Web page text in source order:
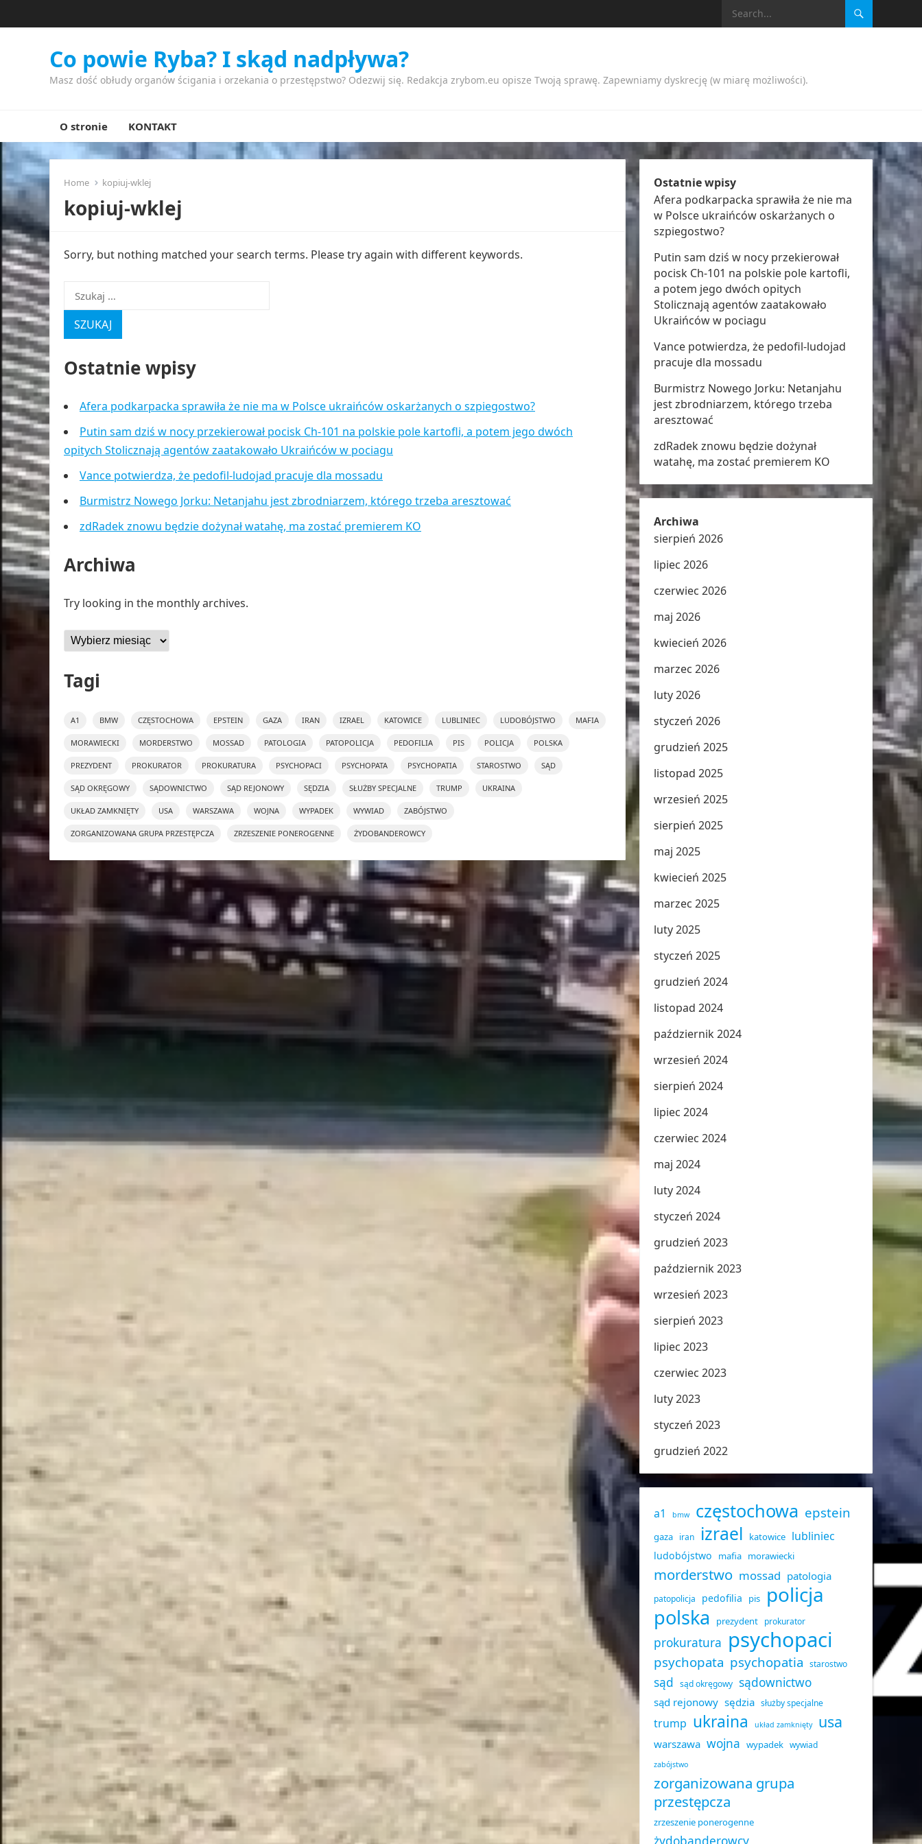
Co powie Ryba? I skąd nadpływa?
Masz dość obłudy organów ścigania i orzekania o przestępstwo? Odezwij się. Redakcja zrybom.eu opisze Twoją sprawę. Zapewniamy dyskrecję (w miarę możliwości).
O stronie KONTAKT
Home kopiuj-wklej
kopiuj-wklej
Sorry, but nothing matched your search terms. Please try again with different keywords.
Szukaj:
Ostatnie wpisy
Afera podkarpacka sprawiła że nie ma w Polsce ukraińców oskarżanych o szpiegostwo?
Putin sam dziś w nocy przekierował pocisk Ch-101 na polskie pole kartofli, a potem jego dwóch
opitych Stolicznają agentów zaatakowało Ukraińców w pociagu
Vance potwierdza, że pedofil-ludojad pracuje dla mossadu
Burmistrz Nowego Jorku: Netanjahu jest zbrodniarzem, którego trzeba aresztować
zdRadek znowu będzie dożynał watahę, ma zostać premierem KO
Archiwa
Try looking in the monthly archives.
Archiwa
Tagi
A1 BMW CZĘSTOCHOWA EPSTEIN GAZA IRAN IZRAEL KATOWICE LUBLINIEC LUDOBÓJSTWO MAFIA
MORAWIECKI MORDERSTWO MOSSAD PATOLOGIA PATOPOLICJA PEDOFILIA PIS POLICJA POLSKA
PREZYDENT PROKURATOR PROKURATURA PSYCHOPACI PSYCHOPATA PSYCHOPATIA STAROSTWO SĄD
SĄD OKRĘGOWY SĄDOWNICTWO SĄD REJONOWY SĘDZIA SŁUŻBY SPECJALNE TRUMP UKRAINA
UKŁAD ZAMKNIĘTY USA WARSZAWA WOJNA WYPADEK WYWIAD ZABÓJSTWO
ZORGANIZOWANA GRUPA PRZESTĘPCZA ZRZESZENIE PONEROGENNE ŻYDOBANDEROWCY
Ostatnie wpisy
Afera podkarpacka sprawiła że nie ma
w Polsce ukraińców oskarżanych o
szpiegostwo?
Putin sam dziś w nocy przekierował
pocisk Ch-101 na polskie pole kartofli,
a potem jego dwóch opitych
Stolicznają agentów zaatakowało
Ukraińców w pociagu
Vance potwierdza, że pedofil-ludojad
pracuje dla mossadu
Burmistrz Nowego Jorku: Netanjahu
jest zbrodniarzem, którego trzeba
aresztować
zdRadek znowu będzie dożynał
watahę, ma zostać premierem KO
Archiwa
sierpień 2026
lipiec 2026
czerwiec 2026
maj 2026
kwiecień 2026
marzec 2026
luty 2026
styczeń 2026
grudzień 2025
listopad 2025
wrzesień 2025
sierpień 2025
maj 2025
kwiecień 2025
marzec 2025
luty 2025
styczeń 2025
grudzień 2024
listopad 2024
październik 2024
wrzesień 2024
sierpień 2024
lipiec 2024
czerwiec 2024
maj 2024
luty 2024
styczeń 2024
grudzień 2023
październik 2023
wrzesień 2023
sierpień 2023
lipiec 2023
czerwiec 2023
luty 2023
styczeń 2023
grudzień 2022
a1 bmw częstochowa epstein
gaza iran izrael katowice lubliniec
ludobójstwo mafia morawiecki
morderstwo mossad patologia
patopolicja pedofilia pis policja
polska prezydent prokurator
prokuratura psychopaci
psychopata psychopatia starostwo
sąd sąd okręgowy sądownictwo
sąd rejonowy sędzia służby specjalne
trump ukraina układ zamknięty usa
warszawa wojna wypadek wywiad
zabójstwo
zorganizowana grupa
przestępcza
zrzeszenie ponerogenne